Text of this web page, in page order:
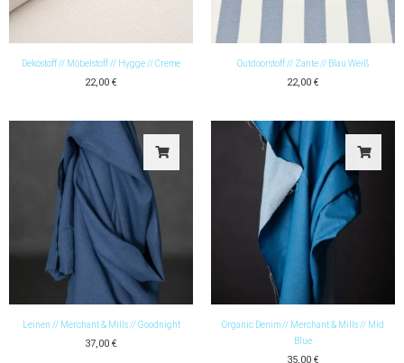
Dekostoff // Möbelstoff // Hygge // Creme
22,00 €
Outdoorstoff // Zante // Blau Weiß
22,00 €
Leinen // Merchant & Mills // Goodnight
37,00 €
Organic Denim // Merchant & Mills // Mid
Blue
35,00 €